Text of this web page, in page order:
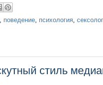
поведение психология
стиль